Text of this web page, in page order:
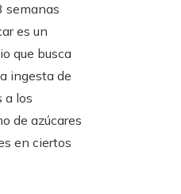
semanas
es un
que busca
ingesta de
a los
de azúcares
en ciertos